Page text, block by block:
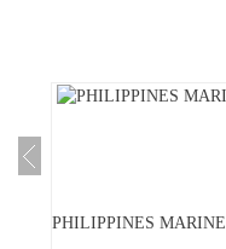
PHILIPPINES MARINE